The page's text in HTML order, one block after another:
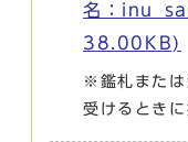
名：
38.00KB)
※鑑札または
受けるときに